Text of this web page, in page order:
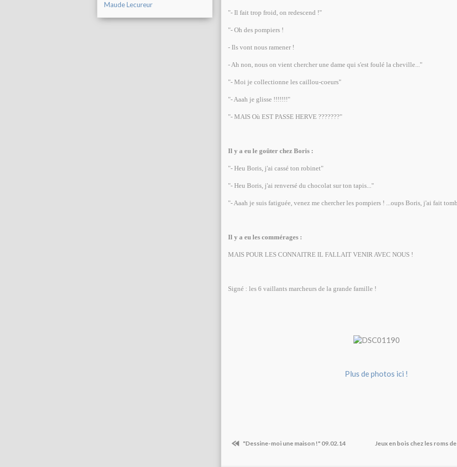
Maude Lecureur
"- Il fait trop froid, on redescend !"
"- Oh des pompiers !
- Ils vont nous ramener !
- Ah non, nous on vient chercher une dame qui s'est foulé la cheville..."
"- Moi je collectionne les caillou-coeurs"
"- Aaah je glisse !!!!!!!"
"- MAIS Où EST PASSE HERVE ???????"
Il y a eu le goûter chez Boris :
"- Heu Boris, j'ai cassé ton robinet"
"- Heu Boris, j'ai renversé du chocolat sur ton tapis..."
"- Aaah je suis fatiguée, venez me chercher les pompiers ! ...oups Boris, j'ai fait
Il y a eu les commérages :
MAIS POUR LES CONNAITRE IL FALLAIT VENIR AVEC NOUS !
Signé : les 6 vaillants marcheurs de la grande famille !
Plus de photos ici !
"Dessine-moi une maison !" 09.02.14 Jeux en bois chez les roms